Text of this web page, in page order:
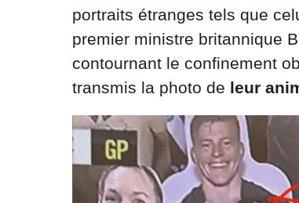
portraits étranges tels que
premier ministre britannique
contournant le confinement
transmis la photo de leur